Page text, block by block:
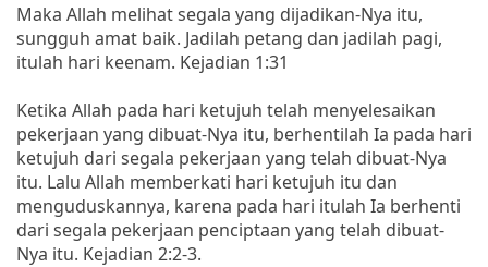
Maka Allah melihat segala yang dijadikan-Nya itu,
sungguh amat baik. Jadilah petang dan jadilah pagi,
itulah hari keenam. Kejadian 1:31
Ketika Allah pada hari ketujuh telah menyelesaikan
pekerjaan yang dibuat-Nya itu, berhentilah Ia pada hari
ketujuh dari segala pekerjaan yang telah dibuat-Nya
itu. Lalu Allah memberkati hari ketujuh itu dan
menguduskannya, karena pada hari itulah Ia berhenti
dari segala pekerjaan penciptaan yang telah dibuat-
Nya itu. Kejadian 2:2-3.